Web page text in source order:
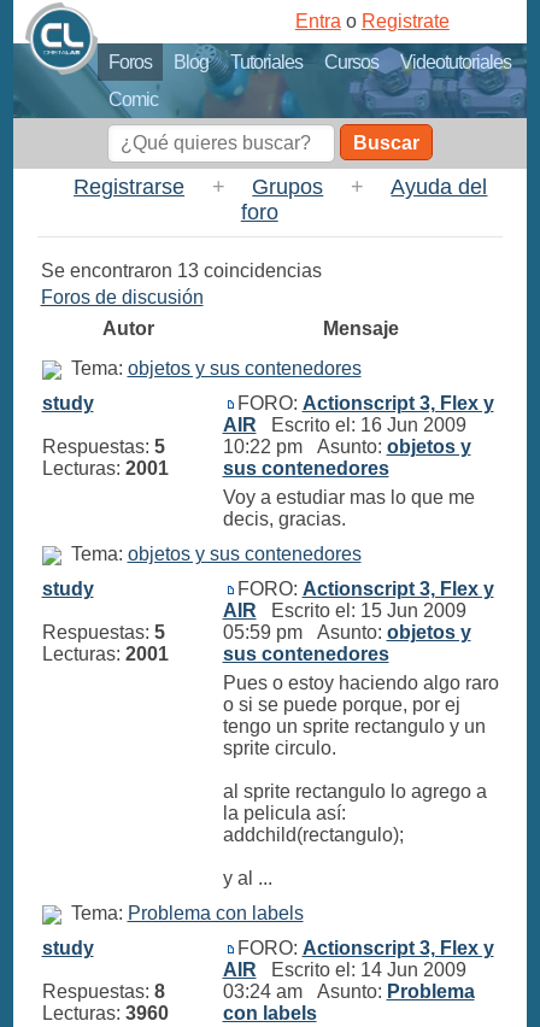
Foros Blog Tutoriales Cursos
Videotutoriales
Comic
Entra o Registrate
Buscar
Registrarse + Grupos +
Ayuda del
foro
Se encontraron 13 coincidencias
Foros de discusión
Autor
Mensaje
Tema: objetos y sus contenedores
study
Respuestas: 5
Lecturas: 2001
FORO: Actionscript 3, Flex y
AIR Escrito el: 16 Jun 2009
10:22 pm Asunto: objetos y
sus contenedores
Voy a estudiar mas lo que me
decis, gracias.
Tema: objetos y sus contenedores
study
Respuestas: 5
Lecturas: 2001
FORO: Actionscript 3, Flex y
AIR Escrito el: 15 Jun 2009
05:59 pm Asunto: objetos y
sus contenedores
Pues o estoy haciendo algo raro
o si se puede porque, por ej
tengo un sprite rectangulo y un
sprite circulo.
al sprite rectangulo lo agrego a
la pelicula así:
addchild(rectangulo);
y al ...
Tema: Problema con labels
study
Respuestas: 8
Lecturas: 3960
FORO: Actionscript 3, Flex y
AIR Escrito el: 14 Jun 2009
03:24 am Asunto: Problema
con labels